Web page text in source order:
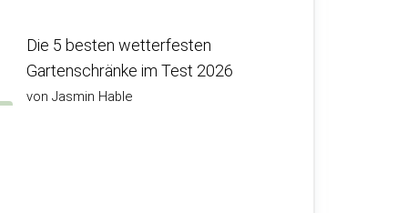
Die 5 besten wetterfesten
Gartenschränke im Test 2026
von Jasmin Hable